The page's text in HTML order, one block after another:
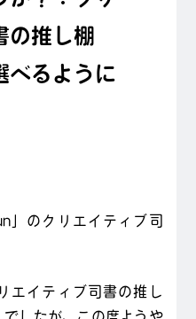
の推し棚
べるように
」のクリエイティブ司
エイティブ司書の推し
したが、この度ようや